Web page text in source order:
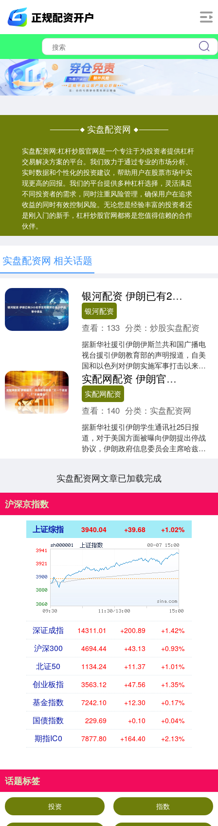
实盘配资网
实盘配资网:杠杆炒股官网是一个专注于为投资者提供杠杆
交易解决方案的平台。我们致力于通过专业的市场分析、
实时数据和个性化的投资建议，帮助用户在股票市场中实
现更高的回报。我们的平台提供多种杠杆选择，灵活满足
不同投资者的需求，同时注重风险管理，确保用户在追求
收益的同时有效控制风险。无论您是经验丰富的投资者还
是刚入门的新手，杠杆炒股官网都将是您值得信赖的合作
伙伴。
实盘配资网 相关话题
银河配资 伊朗已有243名学生和教师在美以伊战事中丧生
银河配资
查看： 133 分类：炒股实盘配资
据新华社援引伊朗伊斯兰共和国广播电
视台援引伊朗教育部的声明报道，自美
国和以色列对伊朗实施军事打击以来，
伊朗已有243名学生和教师丧生。 联合国
人权事务高级专员图....
实配网配资 伊朗官员：停战是特朗普“又一个谎言”，“不用理会”
实配网配资
查看： 140 分类： 实盘配资网
据新华社援引伊朗学生通讯社25日报
道，对于美国方面被曝向伊朗提出停战
协议，伊朗政府信息委员会主席哈兹拉
实盘配资网文章已加载完成
沪深京指数
上证综指 3940.04 +39.68 +1.02%
深证成指 14311.01 +200.89 +1.42%
沪深300 4694.44 +43.13 +0.93%
北证50 1134.24 +11.37 +1.01%
创业板指 3563.12 +47.56 +1.35%
基金指数 7242.10 +12.30 +0.17%
国债指数 229.69 +0.10 +0.04%
期指IC0 7877.80 +164.40 +2.13%
话题标签
投资 指数